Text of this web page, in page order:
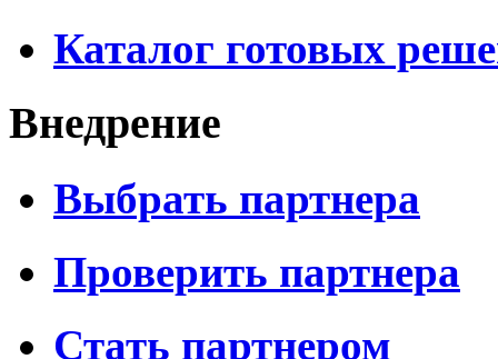
Каталог готовых
Внедрение
Выбрать партнера
Проверить партнера
Стать партнером